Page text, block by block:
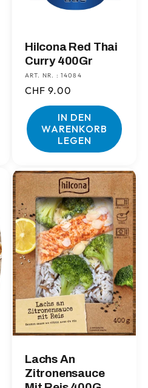
Hilcona Red Thai
Curry 400Gr
ART. NR. : 14084
Normaler
Preis
CHF 9.00
IN DEN
WARENKORB
LEGEN
Lachs An
Zitronensauce